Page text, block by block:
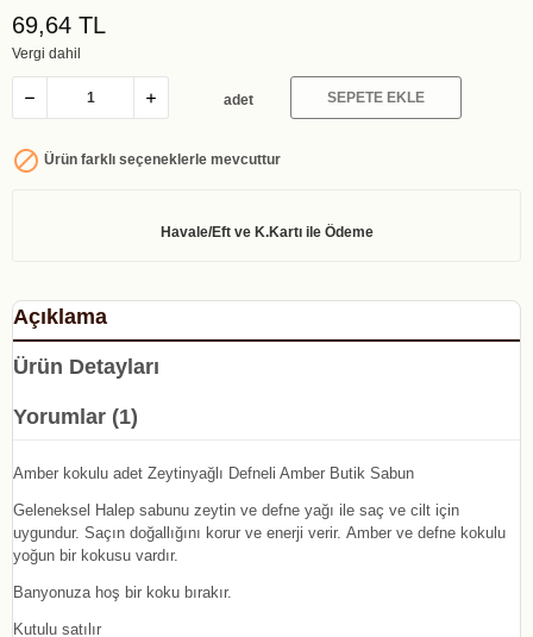
69,64 TL
Vergi dahil
adet SEPETE EKLE
 Ürün farklı seçeneklerle mevcuttur
Açıklama
Ürün Detayları
Yorumlar (1)
Amber kokulu adet Zeytinyağlı Defneli Amber Butik Sabun
Geleneksel Halep sabunu zeytin ve defne yağı ile saç ve cilt için
uygundur. Saçın doğallığını korur ve enerji verir. Amber ve defne kokulu
yoğun bir kokusu vardır.
Banyonuza hoş bir koku bırakır.
Kutulu satılır